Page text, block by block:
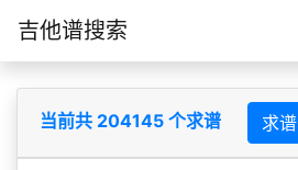
吉他谱搜索
当前共 204145 个求谱 求谱